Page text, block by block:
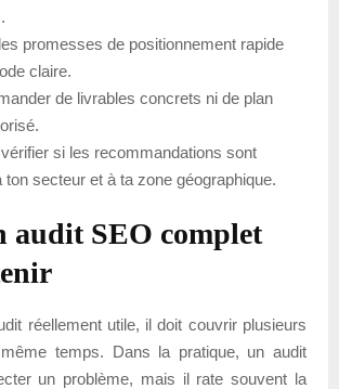
promesses de positionnement rapide
claire.
de livrables concrets ni de plan
si les recommandations sont
ton secteur et à ta zone géographique.
audit SEO complet
réellement utile, il doit couvrir plusieurs
temps. Dans la pratique, un audit
un problème, mais il rate souvent la